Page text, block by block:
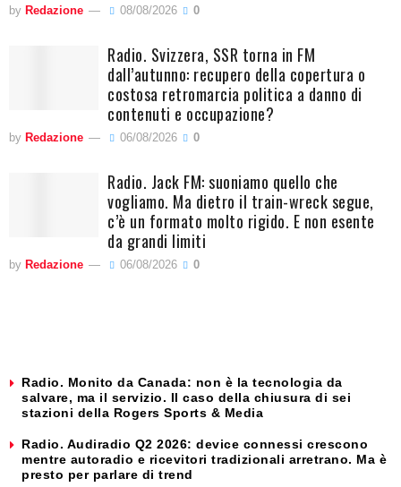
by Redazione 08/08/2026 0
Radio. Svizzera, SSR torna in FM
dall’autunno: recupero della copertura o
costosa retromarcia politica a danno di
contenuti e occupazione?
by Redazione 06/08/2026 0
Radio. Jack FM: suoniamo quello che
vogliamo. Ma dietro il train-wreck segue,
c’è un formato molto rigido. E non esente
da grandi limiti
by Redazione 06/08/2026 0
Radio. Monito da Canada: non è la tecnologia da
salvare, ma il servizio. Il caso della chiusura di sei
stazioni della Rogers Sports & Media
Radio. Audiradio Q2 2026: device connessi crescono
mentre autoradio e ricevitori tradizionali arretrano. Ma è
presto per parlare di trend